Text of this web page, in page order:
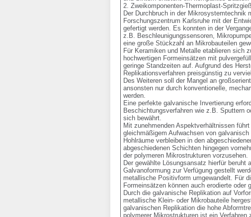
2. Zweikomponenten-Thermoplast-
Der Durchbruch in der Mikrosystemtechnik
Forschungszentrum Karlsruhe mit der
gefertigt werden. Es konnten in der
z.B. Beschleunigungssensoren,
eine große Stückzahl an Mikrobauteilen
Für Keramiken und Metalle etablieren sich
hochwertigen Formeinsätzen mit
geringe Standzeiten auf. Aufgrund des
Replikationsverfahren preisgünstig zu
Des Weiteren soll der Mangel an
ansonsten nur durch konventionelle,
werden.
Eine perfekte galvanische Invertierung
Beschichtungsverfahren wie z.B. Sputtern
sich bewährt.
Mit zunehmenden Aspektverhältnissen
gleichmäßigem Aufwachsen von
Hohlräume verbleiben in den
abgeschiedenen Schichten hingegen
der polymeren Mikrostrukturen vorzusehen.
Der gewählte Lösungsansatz hierfür
Galvanoformung zur Verfügung gestellt
metallische Positivform umgewandelt. Für
Formeinsätzen können auch erodierte oder
Durch die galvanische Replikation auf
metallische Klein- oder Mikrobauteile
galvanischen Replikation die hohe
polymerer Mikrostrukturen ist ein